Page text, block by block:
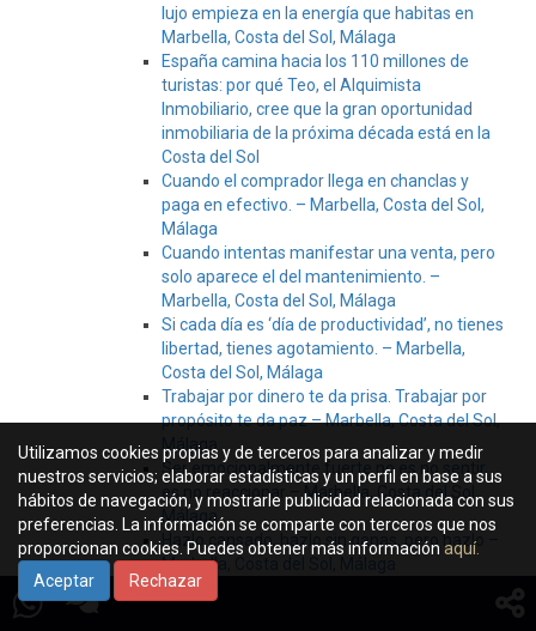
lujo empieza en la energía que habitas en
Marbella, Costa del Sol, Málaga
España camina hacia los 110 millones de
turistas: por qué Teo, el Alquimista
Inmobiliario, cree que la gran oportunidad
inmobiliaria de la próxima década está en la
Costa del Sol
Cuando el comprador llega en chanclas y
paga en efectivo. – Marbella, Costa del Sol,
Málaga
Cuando intentas manifestar una venta, pero
solo aparece el del mantenimiento. –
Marbella, Costa del Sol, Málaga
Si cada día es ‘día de productividad’, no tienes
libertad, tienes agotamiento. – Marbella,
Costa del Sol, Málaga
Trabajar por dinero te da prisa. Trabajar por
propósito te da paz – Marbella, Costa del Sol,
Málaga
Ser emocionalmente fuerte no es no sentir,
es no reaccionar – Marbella, Costa del Sol,
Málaga
Hazlo cansado, hazlo sin ganas, pero hazlo –
Marbella, Costa del Sol, Málaga
Universidades cercanas a Marbella: donde el
lujo se combina con excelencia académica en
Utilizamos cookies propias y de terceros para analizar y medir
nuestros servicios; elaborar estadísticas y un perfil en base a sus
hábitos de navegación, y mostrarle publicidad relacionada con sus
preferencias. La información se comparte con terceros que nos
proporcionan cookies. Puedes obtener más información aquí.
Aceptar
Rechazar